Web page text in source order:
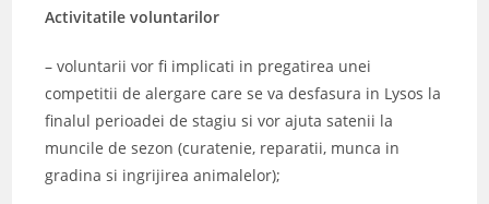
Activitatile voluntarilor
– voluntarii vor fi implicati in pregatirea unei
competitii de alergare care se va desfasura in Lysos la
finalul perioadei de stagiu si vor ajuta satenii la
muncile de sezon (curatenie, reparatii, munca in
gradina si ingrijirea animalelor);